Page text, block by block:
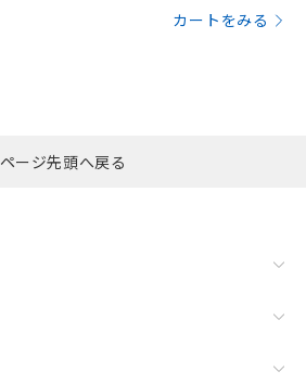
カートをみる
ページ先頭へ戻る